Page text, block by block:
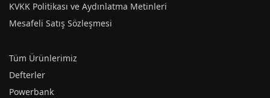
KVKK Politikası ve Aydınlatma Metinleri
Mesafeli Satış Sözleşmesi
Tüm Ürünlerimiz
Defterler
Powerbank